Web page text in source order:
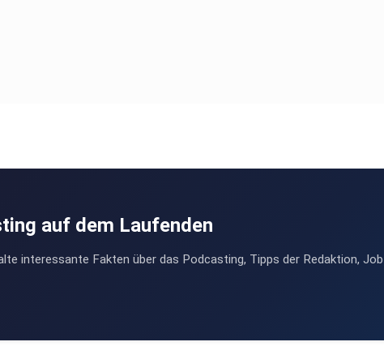
auf dem Laufenden
interessante Fakten über das Podcasting, Tipps der Redaktion,